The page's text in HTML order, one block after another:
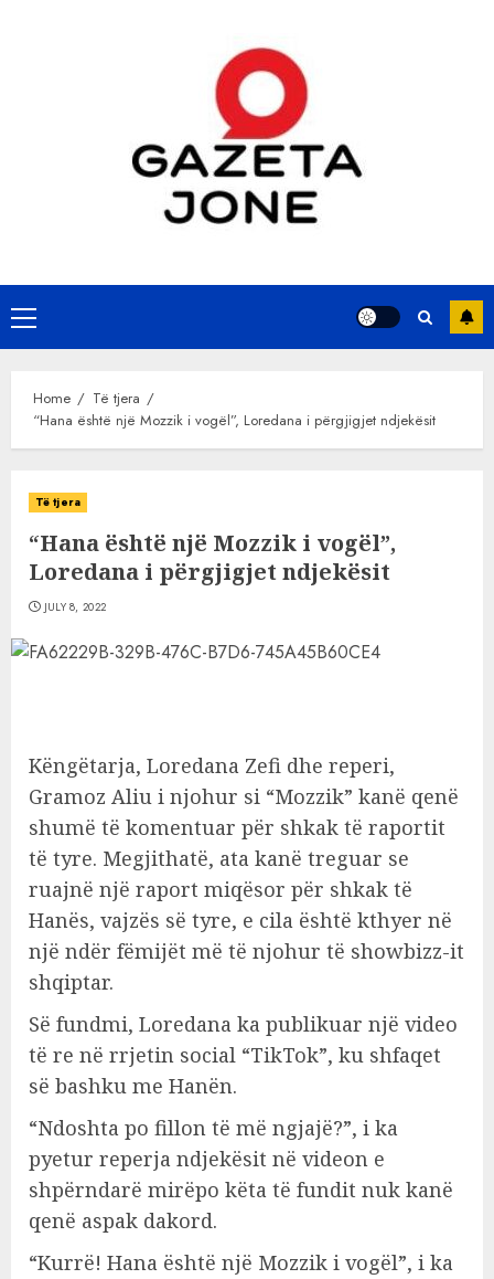
Primary
Menu
Home
Të tjera
“Hana është një Mozzik i vogël”, Loredana i përgjigjet ndjekësit
Të tjera
“Hana është një Mozzik i vogël”,
Loredana i përgjigjet ndjekësit
JULY 8, 2022
Këngëtarja, Loredana Zefi dhe reperi,
Gramoz Aliu i njohur si “Mozzik” kanë qenë
shumë të komentuar për shkak të raportit
të tyre. Megjithatë, ata kanë treguar se
ruajnë një raport miqësor për shkak të
Hanës, vajzës së tyre, e cila është kthyer në
një ndër fëmijët më të njohur të showbizz-it
shqiptar.
Së fundmi, Loredana ka publikuar një video
të re në rrjetin social “TikTok”, ku shfaqet
së bashku me Hanën.
“Ndoshta po fillon të më ngjajë?”, i ka
pyetur reperja ndjekësit në videon e
shpërndarë mirëpo këta të fundit nuk kanë
qenë aspak dakord.
“Kurrë! Hana është një Mozzik i vogël”, i ka